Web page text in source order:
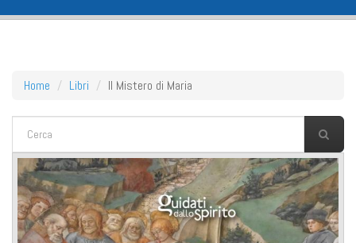
Home Libri Il Mistero di Maria
FORM DI RICERCA